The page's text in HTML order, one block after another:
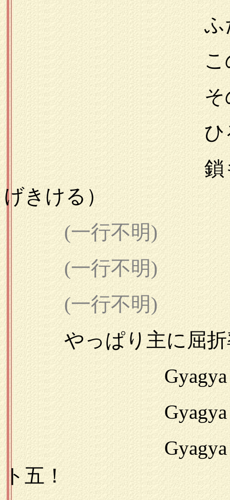
ふたたび地
この世のを
そのかみ帯
ひるの夢と
鎖もわれには
げきける）
(一行不明)
(一行不明)
(一行不明)
やっぱり主に屈折
Gyagya 鳥は
Gyagya 鳥はあ
Gyagya 味噌
ト五！